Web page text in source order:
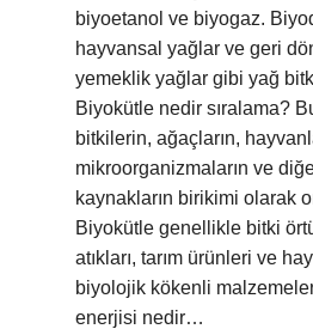
biyoetanol ve biyogaz.
hayvansal yağlar ve geri
yemeklik yağlar gibi yağ
Biyokütle nedir sıralama?
bitkilerin, ağaçların,
mikroorganizmaların ve
kaynakların birikimi olarak
Biyokütle genellikle bitki
atıkları, tarım ürünleri ve
biyolojik kökenli
enerjisi nedir…